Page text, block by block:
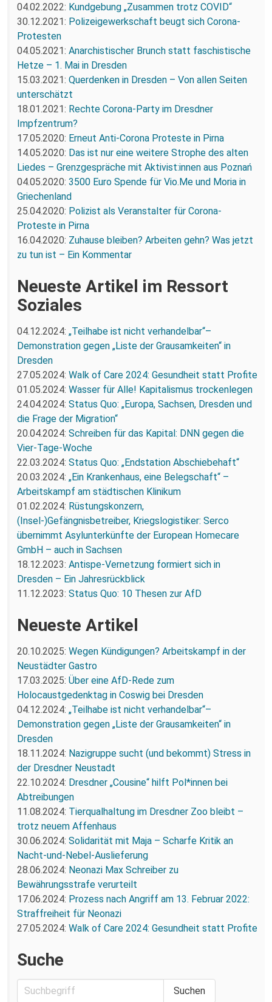
04.02.2022: Kundgebung „Zusammen trotz COVID“
30.12.2021: Polizeigewerkschaft beugt sich Corona-
Protesten
04.05.2021: Anarchistischer Brunch statt faschistische
Hetze – 1. Mai in Dresden
15.03.2021: Querdenken in Dresden – Von allen Seiten
unterschätzt
18.01.2021: Rechte Corona-Party im Dresdner
Impfzentrum?
17.05.2020: Erneut Anti-Corona Proteste in Pirna
14.05.2020: Das ist nur eine weitere Strophe des alten
Liedes – Grenzgespräche mit Aktivist:innen aus Poznań
04.05.2020: 3500 Euro Spende für Vio.Me und Moria in
Griechenland
25.04.2020: Polizist als Veranstalter für Corona-
Proteste in Pirna
16.04.2020: Zuhause bleiben? Arbeiten gehn? Was jetzt
zu tun ist – Ein Kommentar
Neueste Artikel im Ressort
Soziales
04.12.2024: „Teilhabe ist nicht verhandelbar“–
Demonstration gegen „Liste der Grausamkeiten“ in
Dresden
27.05.2024: Walk of Care 2024: Gesundheit statt Profite
01.05.2024: Wasser für Alle! Kapitalismus trockenlegen
24.04.2024: Status Quo: „Europa, Sachsen, Dresden und
die Frage der Migration“
20.04.2024: Schreiben für das Kapital: DNN gegen die
Vier-Tage-Woche
22.03.2024: Status Quo: „Endstation Abschiebehaft“
20.03.2024: „Ein Krankenhaus, eine Belegschaft“ –
Arbeitskampf am städtischen Klinikum
01.02.2024: Rüstungskonzern,
(Insel-)Gefängnisbetreiber, Kriegslogistiker: Serco
übernimmt Asylunterkünfte der European Homecare
GmbH – auch in Sachsen
18.12.2023: Antispe-Vernetzung formiert sich in
Dresden – Ein Jahresrückblick
11.12.2023: Status Quo: 10 Thesen zur AfD
Neueste Artikel
20.10.2025: Wegen Kündigungen? Arbeitskampf in der
Neustädter Gastro
17.03.2025: Über eine AfD-Rede zum
Holocaustgedenktag in Coswig bei Dresden
04.12.2024: „Teilhabe ist nicht verhandelbar“–
Demonstration gegen „Liste der Grausamkeiten“ in
Dresden
18.11.2024: Nazigruppe sucht (und bekommt) Stress in
der Dresdner Neustadt
22.10.2024: Dresdner „Cousine“ hilft Pol*innen bei
Abtreibungen
11.08.2024: Tierqualhaltung im Dresdner Zoo bleibt –
trotz neuem Affenhaus
30.06.2024: Solidarität mit Maja – Scharfe Kritik an
Nacht-und-Nebel-Auslieferung
28.06.2024: Neonazi Max Schreiber zu
Bewährungsstrafe verurteilt
17.06.2024: Prozess nach Angriff am 13. Februar 2022:
Straffreiheit für Neonazi
27.05.2024: Walk of Care 2024: Gesundheit statt Profite
Suche